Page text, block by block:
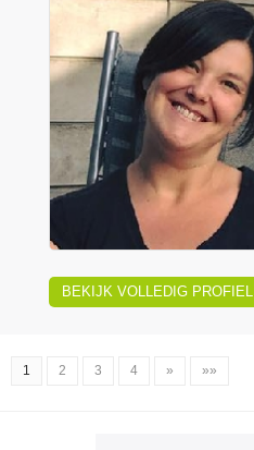
BEKIJK VOLLEDIG PROFIEL
1 2 3 4 » »»